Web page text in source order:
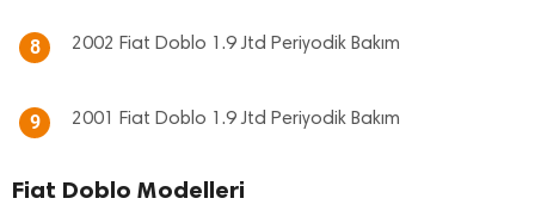
8 2002 Fiat Doblo 1.9 Jtd Periyodik Bakım
9 2001 Fiat Doblo 1.9 Jtd Periyodik Bakım
Fiat Doblo Modelleri